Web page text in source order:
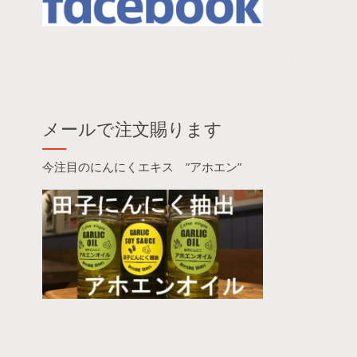
メールで注文賜ります
今注目のにんにくエキス ”アホエン”